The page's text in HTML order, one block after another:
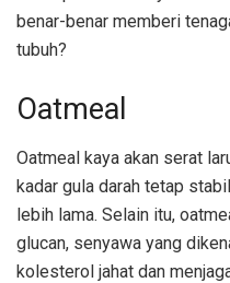
benar-benar memberi
tubuh?
Oatmeal
Oatmeal kaya akan serat
kadar gula darah tetap
lebih lama. Selain itu,
glucan, senyawa yang
kolesterol jahat dan